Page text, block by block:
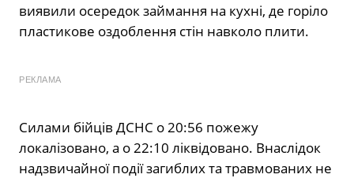
виявили осередок займання на кухні, де горіло
пластикове оздоблення стін навколо плити.
РЕКЛАМА
Силами бійців ДСНС о 20:56 пожежу
локалізовано, а о 22:10 ліквідовано. Внаслідок
надзвичайної події загиблих та травмованих не